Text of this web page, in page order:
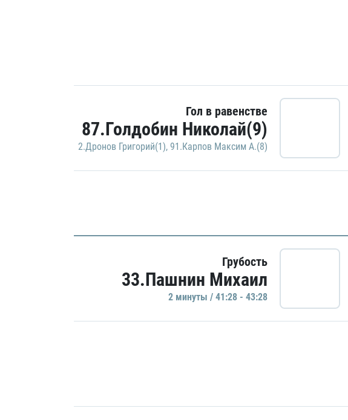
Гол в равенстве
87.Голдобин Николай(9)
2.Дронов Григорий(1), 91.Карпов Максим А.(8)
Грубость
33.Пашнин Михаил
2 минуты / 41:28 - 43:28